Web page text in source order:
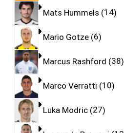
Mats Hummels 14
Mario Gotze 6
Marcus Rashford 38
Marco Verratti 10
Luka Modric 27